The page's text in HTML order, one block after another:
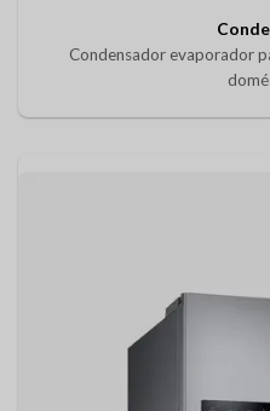
Condensador evaporador